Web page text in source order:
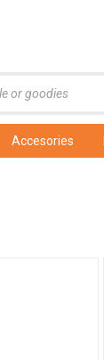
Accesories